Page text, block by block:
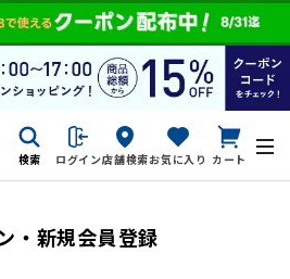
検索 ログイン店舗検索お気に入り カート
・新規会員登録